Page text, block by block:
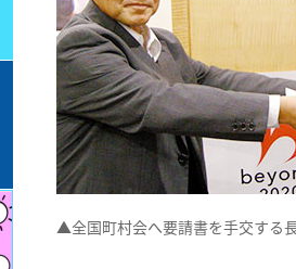
▲全国町村会へ要請書を手交する